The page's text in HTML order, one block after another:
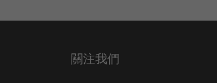
關注我們